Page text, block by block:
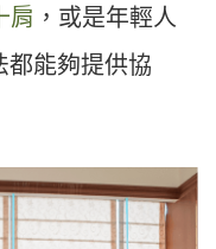
肩 ，或是年輕人
都能夠提供協